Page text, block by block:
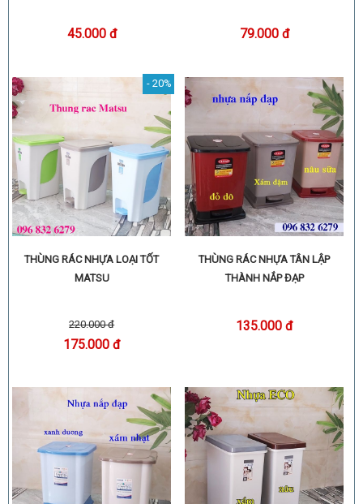
45.000 đ 79.000 đ
- 20%
THÙNG RÁC NHỰA LOẠI TỐT
MATSU
220.000 đ
175.000 đ
THÙNG RÁC NHỰA TÂN LẬP
THÀNH NẮP ĐẠP
135.000 đ